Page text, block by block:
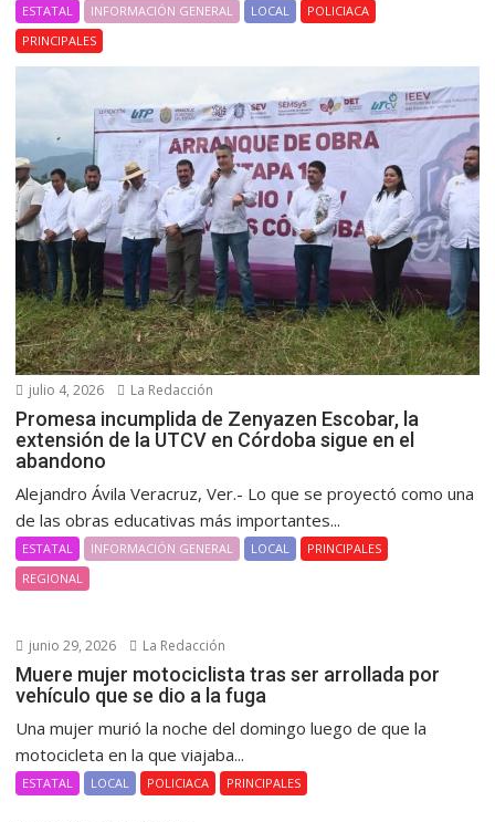
ESTATAL INFORMACIÓN GENERAL LOCAL
POLICIACA
PRINCIPALES
julio 4, 2026 La Redacción
Promesa incumplida de Zenyazen Escobar, la
extensión de la UTCV en Córdoba sigue en el
abandono
Alejandro Ávila Veracruz, Ver.- Lo que se proyectó como una
de las obras educativas más importantes...
ESTATAL INFORMACIÓN GENERAL LOCAL
PRINCIPALES
REGIONAL
junio 29, 2026 La Redacción
Muere mujer motociclista tras ser arrollada por
vehículo que se dio a la fuga
Una mujer murió la noche del domingo luego de que la
motocicleta en la que viajaba...
ESTATAL LOCAL POLICIACA PRINCIPALES